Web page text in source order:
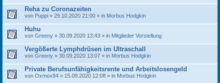
Reha zu Coronazeiten
von Puppi » 29.10.2020 21:00 » in Morbus Hodgkin
Huhu
von Greeny » 30.09.2020 13:43 » in Mitglieder Vorstellung
Vergößerte Lymphdrüsen im Ultraschall
von Greeny » 30.09.2020 13:07 » in Morbus Hodgkin
Private Berufsunfähigkeitsrente und Arbeitslosengeld
von Oxmox84 » 15.09.2020 12:08 » in Morbus Hodgkin